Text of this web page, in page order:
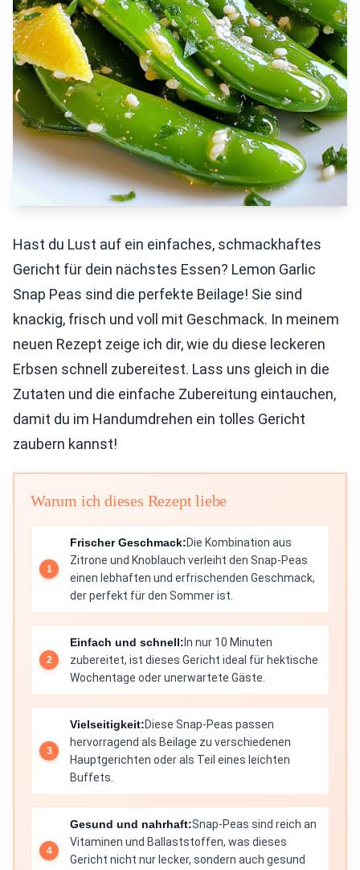
Hast du Lust auf ein einfaches, schmackhaftes
Gericht für dein nächstes Essen? Lemon Garlic
Snap Peas sind die perfekte Beilage! Sie sind
knackig, frisch und voll mit Geschmack. In meinem
neuen Rezept zeige ich dir, wie du diese leckeren
Erbsen schnell zubereitest. Lass uns gleich in die
Zutaten und die einfache Zubereitung eintauchen,
damit du im Handumdrehen ein tolles Gericht
zaubern kannst!
Warum ich dieses Rezept liebe
Frischer Geschmack:Die Kombination aus
Zitrone und Knoblauch verleiht den Snap-Peas
einen lebhaften und erfrischenden Geschmack,
der perfekt für den Sommer ist.
Einfach und schnell: In nur 10 Minuten
zubereitet, ist dieses Gericht ideal für hektische
Wochentage oder unerwartete Gäste.
Vielseitigkeit:Diese Snap-Peas passen
hervorragend als Beilage zu verschiedenen
Hauptgerichten oder als Teil eines leichten
Buffets.
Gesund und nahrhaft:Snap-Peas sind reich an
Vitaminen und Ballaststoffen, was dieses
Gericht nicht nur lecker, sondern auch gesund